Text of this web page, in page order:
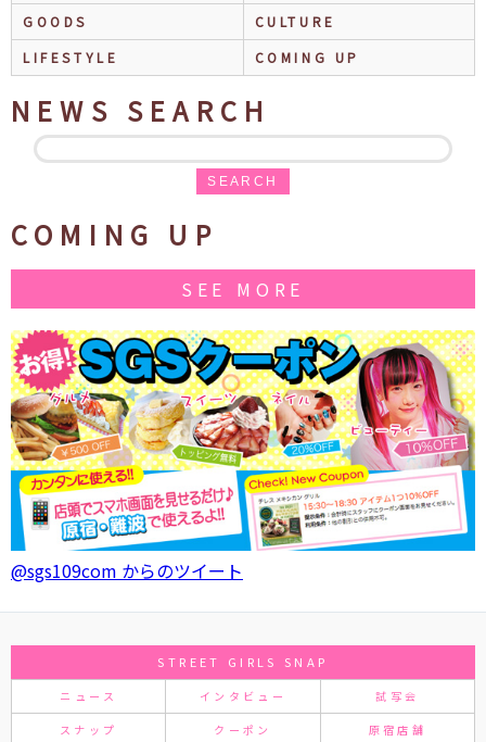
GOODS
CULTURE
LIFESTYLE
COMING UP
NEWS SEARCH
SEARCH
COMING UP
SEE MORE
@sgs109com からのツイート
STREET GIRLS SNAP
ニュース インタビュー 試写会
スナップ クーポン 原宿店舗